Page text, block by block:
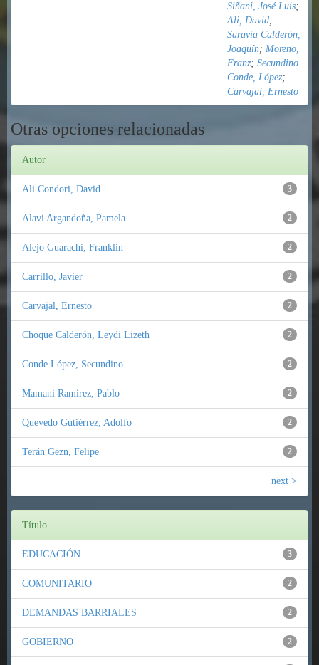
Siñani, José Luis;
Ali, David;
Saravia Calderón,
Joaquín; Moreno,
Franz; Secundino
Conde, López;
Carvajal, Ernesto
Otras opciones relacionadas
Autor
3
Ali Condori, David
2
Alavi Argandoña, Pamela
2
Alejo Guarachi, Franklin
2
Carrillo, Javier
2
Carvajal, Ernesto
2
Choque Calderón, Leydi Lizeth
2
Conde López, Secundino
2
Mamani Ramirez, Pablo
2
Quevedo Gutiérrez, Adolfo
2
Terán Gezn, Felipe
next >
Título
3
EDUCACIÓN
2
COMUNITARIO
2
DEMANDAS BARRIALES
2
GOBIERNO